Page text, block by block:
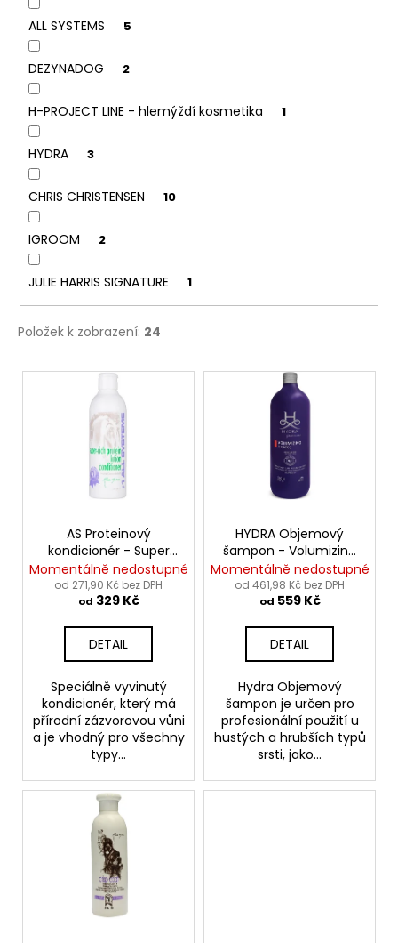
ALL SYSTEMS 5
DEZYNADOG 2
H-PROJECT LINE - hlemýždí kosmetika 1
HYDRA 3
CHRIS CHRISTENSEN 10
IGROOM 2
JULIE HARRIS SIGNATURE 1
Položek k zobrazení: 24
V
d
AS Proteinový
kondicionér - Super
Rich Protein Lotion
Conditioner
Momentálně nedostupné
od 271,90 Kč bez DPH
od 329 Kč
DETAIL
Speciálně vyvinutý
kondicionér, který má
přírodní zázvorovou vůni
a je vhodný pro všechny
typy...
HYDRA Objemový
šampon - Volumizing
Shampoo
Momentálně nedostupné
od 461,98 Kč bez DPH
od 559 Kč
DETAIL
Hydra Objemový
šampon je určen pro
profesionální použití u
hustých a hrubších typů
srsti, jako...
HYDRA
HYDRATAČNÍ
ŠAMPON
MOISTURIZING
SHAMPOO
549
Kč